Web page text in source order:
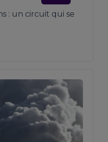
: un circuit qui se